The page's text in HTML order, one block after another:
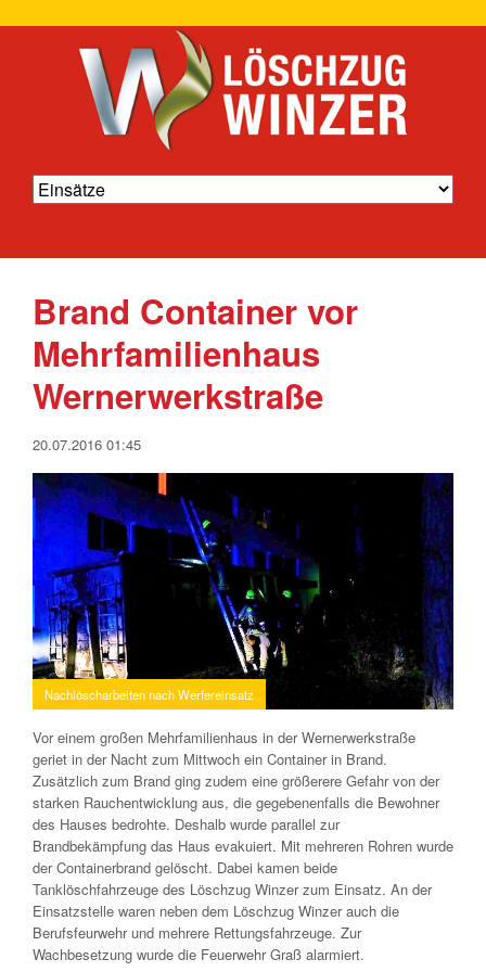
Brand Container vor
Mehrfamilienhaus
Wernerwerkstraße
20.07.2016 01:45
Nachlöscharbeiten nach Werfereinsatz
Vor einem großen Mehrfamilienhaus in der Wernerwerkstraße
geriet in der Nacht zum Mittwoch ein Container in Brand.
Zusätzlich zum Brand ging zudem eine größerere Gefahr von der
starken Rauchentwicklung aus, die gegebenenfalls die Bewohner
des Hauses bedrohte. Deshalb wurde parallel zur
Brandbekämpfung das Haus evakuiert. Mit mehreren Rohren wurde
der Containerbrand gelöscht. Dabei kamen beide
Tanklöschfahrzeuge des Löschzug Winzer zum Einsatz. An der
Einsatzstelle waren neben dem Löschzug Winzer auch die
Berufsfeurwehr und mehrere Rettungsfahrzeuge. Zur
Wachbesetzung wurde die Feuerwehr Graß alarmiert.